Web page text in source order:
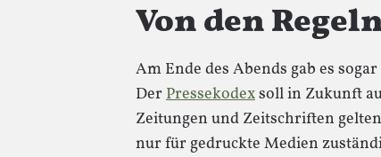
Von den
Am Ende des Abends gab es
Der Pressekodexsoll in Zukunft
Zeitungen und Zeitschriften
nur für gedruckte Medien